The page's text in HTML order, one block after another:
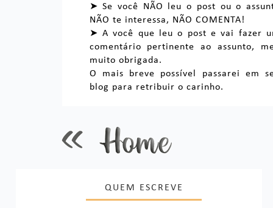
➤ Se você NÃO leu o post ou o
NÃO te interessa, NÃO COMENTA!
➤ A você que leu o post e vai fazer
comentário pertinente ao assunto,
muito obrigada.
O mais breve possível passarei em
blog para retribuir o carinho.
QUEM ESCREVE